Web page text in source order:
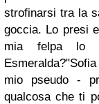
strofinarsi tra la
goccia. Lo presi
mia felpa lo
mio pseudo -
qualcosa che ti